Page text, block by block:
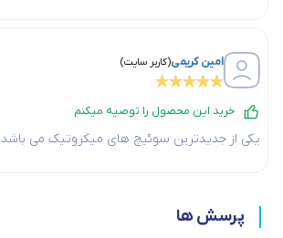
امین کریمی(کاربر سایت)
خرید این محصول را توصیه میکنم
یکی از جدیدترین سوئیچ های میکروتیک می باشد
پرسش ها